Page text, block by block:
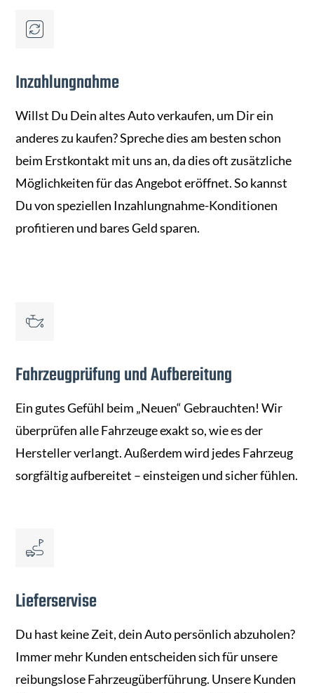
Inzahlungnahme
Willst Du Dein altes Auto verkaufen, um Dir ein
anderes zu kaufen? Spreche dies am besten schon
beim Erstkontakt mit uns an, da dies oft zusätzliche
Möglichkeiten für das Angebot eröffnet. So kannst
Du von speziellen Inzahlungnahme-Konditionen
profitieren und bares Geld sparen.
Fahrzeugprüfung und Aufbereitung
Ein gutes Gefühl beim „Neuen“ Gebrauchten! Wir
überprüfen alle Fahrzeuge exakt so, wie es der
Hersteller verlangt. Außerdem wird jedes Fahrzeug
sorgfältig aufbereitet – einsteigen und sicher fühlen.
Lieferservise
Du hast keine Zeit, dein Auto persönlich abzuholen?
Immer mehr Kunden entscheiden sich für unsere
reibungslose Fahrzeugüberführung. Unsere Kunden